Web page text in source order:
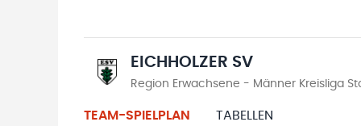
EICHHOLZER SV
Region Erwachsene - Männer Kreisliga
TEAM-SPIELPLAN TABELLEN